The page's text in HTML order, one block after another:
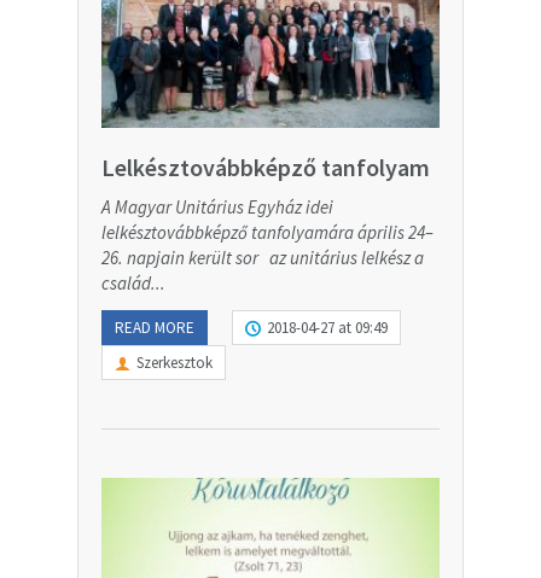
Lelkésztovábbképző tanfolyam
A Magyar Unitárius Egyház idei
lelkésztovábbképző tanfolyamára április 24–
26. napjain került sor az unitárius lelkész a
család...
READ MORE
2018-04-27 at 09:49
Szerkesztok